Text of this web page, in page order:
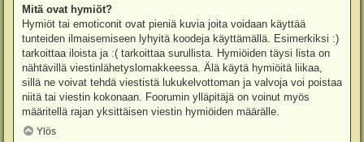
Mitä ovat hymiöt?
Hymiöt tai emoticonit ovat pieniä kuvia joita voidaan käyttää
tunteiden ilmaisemiseen lyhyitä koodeja käyttämällä. Esimerkiksi :)
tarkoittaa iloista ja :( tarkoittaa surullista. Hymiöiden täysi lista on
nähtävillä viestinlähetyslomakkeessa. Älä käytä hymiöitä liikaa,
sillä ne voivat tehdä viestistä lukukelvottoman ja valvoja voi poistaa
niitä tai viestin kokonaan. Foorumin ylläpitäjä on voinut myös
määritellä rajan yksittäisen viestin hymiöiden määrälle.
Ylös